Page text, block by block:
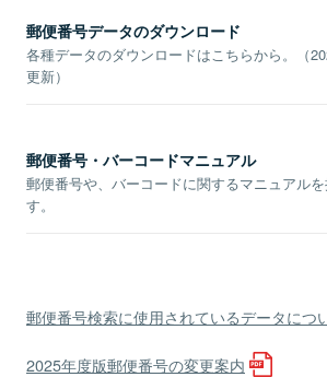
郵便番号データのダウンロード
各種データのダウンロードはこちらから。（
更新）
郵便番号・バーコードマニュアル
郵便番号や、バーコードに関するマニュアル
す。
郵便番号検索に使用されているデータにつ
2025年度版郵便番号の変更案内